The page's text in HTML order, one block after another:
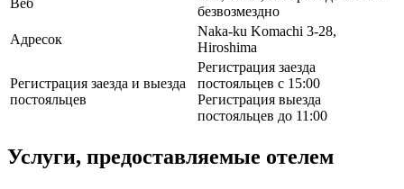
Веб
безвозмездно
Адресок
Naka-ku Komachi 3-28,
Hiroshima
Регистрация заезда и выезда
постояльцев
Регистрация заезда
постояльцев с 15:00
Регистрация выезда
постояльцев до 11:00
Услуги, предоставляемые отелем